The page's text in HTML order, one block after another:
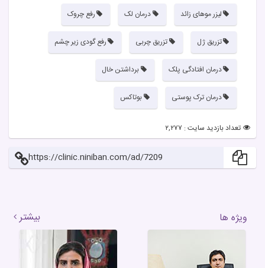
لیزر موهای زائد درمان لک رفع چروک
تزریق ژل تزریق چربی رفع گودی زیر چشم
درمان افتادگی پلک برداشتن خال
درمان ترک پوستی بوتاکس
تعداد بازدید سایت : ۲,۲۷۷
https://clinic.niniban.com/ad/7209
ویژه ها بیشتر